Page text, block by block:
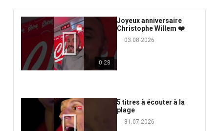
0:28
Joyeux anniversaire
Christophe Willem ❤️
03.08.2026
5 titres à écouter à la
plage
31.07.2026